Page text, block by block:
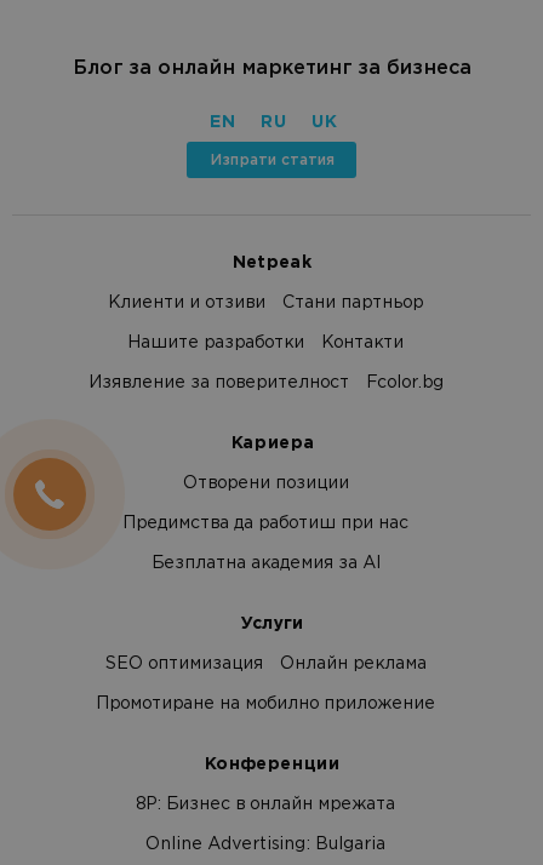
Блог за онлайн маркетинг за бизнеса
EN RU UK
Изпрати статия
Netpeak
Клиенти и отзиви Стани партньор
Нашите разработки Контакти
Изявление за поверителност Fcolor.bg
Кариера
Отворени позиции
Предимства да работиш при нас
Безплатна академия за AI
Услуги
SEO оптимизация Онлайн реклама
Промотиране на мобилно приложение
Конференции
8Р: Бизнес в онлайн мрежата
Online Advertising: Bulgaria